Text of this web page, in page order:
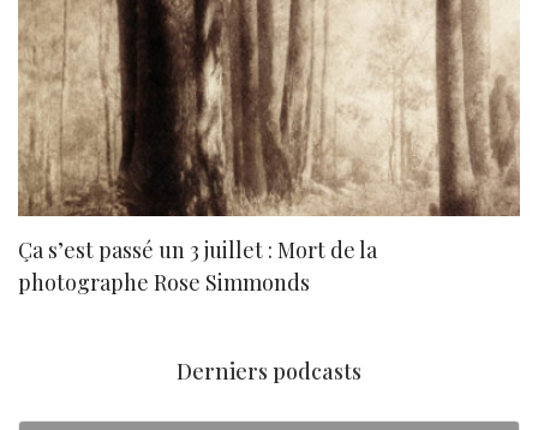
Ça s’est passé un 3 juillet : Mort de la
photographe Rose Simmonds
Derniers podcasts